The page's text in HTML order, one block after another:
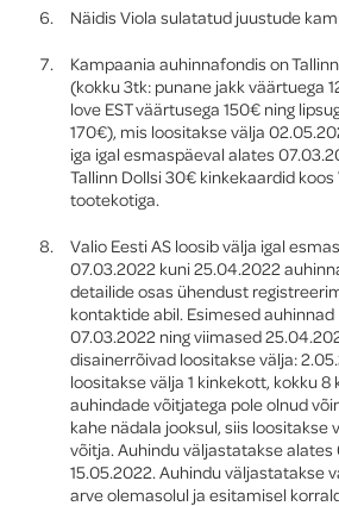
Näidis Viola sulatatud juustude
Kampaania auhinnafondis on
(kokku 3tk: punane jakk väärtuega
love EST väärtusega 150€ ning
170€), mis loositakse välja
iga igal esmaspäeval alates
Tallinn Dollsi 30€ kinkekaardid koos
tootekotiga.
Valio Eesti AS loosib välja igal
07.03.2022 kuni 25.04.2022
detailide osas ühendust
kontaktide abil. Esimesed
07.03.2022 ning viimased
disainerrõivad loositakse välja:
loositakse välja 1 kinkekott, kokku 8
auhindade võitjatega pole olnud
kahe nädala jooksul, siis loositakse
võitja. Auhindu väljastatakse
15.05.2022. Auhindu väljastatakse
arve olemasolul ja esitamisel